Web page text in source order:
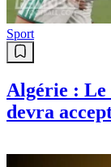
Sport
Algérie : Le
devra